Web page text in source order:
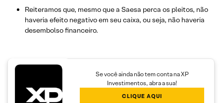
Reiteramos que, mesmo que a Saesa perca os pleitos, não
haveria efeito negativo em seu caixa, ou seja, não haveria
desembolso financeiro.
Se você ainda não tem conta na XP
Investimentos, abra a sua!
CLIQUE AQUI